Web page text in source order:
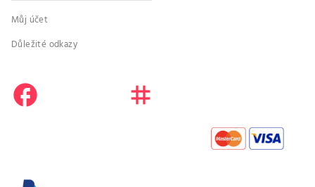
Můj účet
Důležité odkazy
facebook
instagram